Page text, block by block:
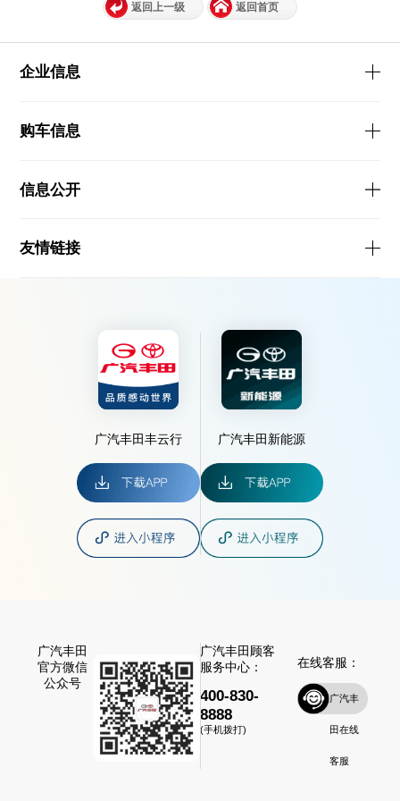
返回上一级 返回首页
企业信息
购车信息
信息公开
友情链接
广汽丰田丰云行 广汽丰田新能源
广汽丰田
官方微信
公众号
广汽丰田顾客
服务中心：
400-830-
8888
(手机拨打)
在线客服：
广汽丰
田在线
客服